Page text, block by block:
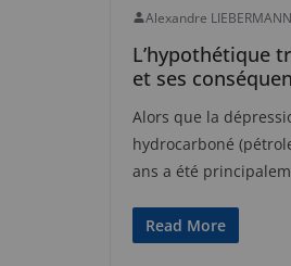
Alexandre LIEBERMANN
L’hypothétique
et ses
Alors que la
hydrocarboné
ans a été
Read More